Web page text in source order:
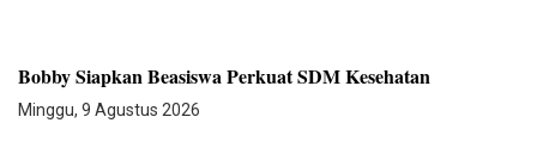
Bobby Siapkan Beasiswa Perkuat SDM Kesehatan
Minggu, 9 Agustus 2026